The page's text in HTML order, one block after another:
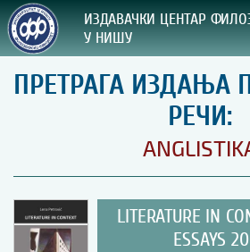
ИЗДАВАЧКИ ЦЕНТАР
У НИШУ
СВА НАША
ВРСТА ИЗДАЊА:
ПРЕГЛЕД
ПРЕТРАГА ИЗДАЊА
РЕЧИ:
LITERATURE IN
ESSAYS